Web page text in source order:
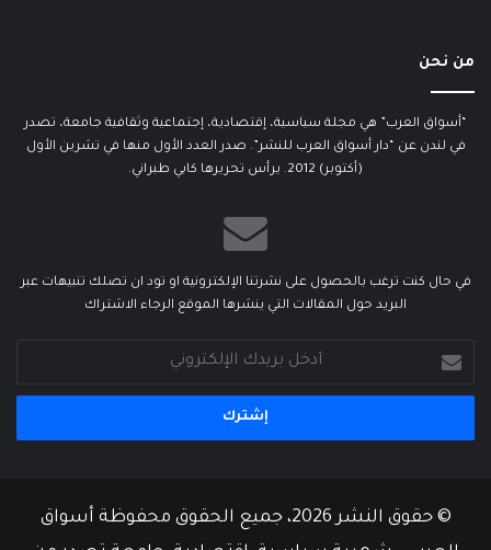
من نحن
“أسواق العرب” هي مجلة سياسية، إقتصادية، إجتماعية وثقافية جامعة، تصدر
في لندن عن “دار أسواق العرب للنشر”. صدر العدد الأول منها في تشرين الأول
(أكتوبر) 2012. يرأس تحريرها كابي طبراني.
في حال كنت ترغب بالحصول على نشرتنا الإلكترونية او تود ان تصلك تنبيهات عبر
البريد حول المقالات التي ينشرها الموقع الرجاء الاشتراك
بريدك
الإلكتروني
© حقوق النشر 2026، جميع الحقوق محفوظة أسواق